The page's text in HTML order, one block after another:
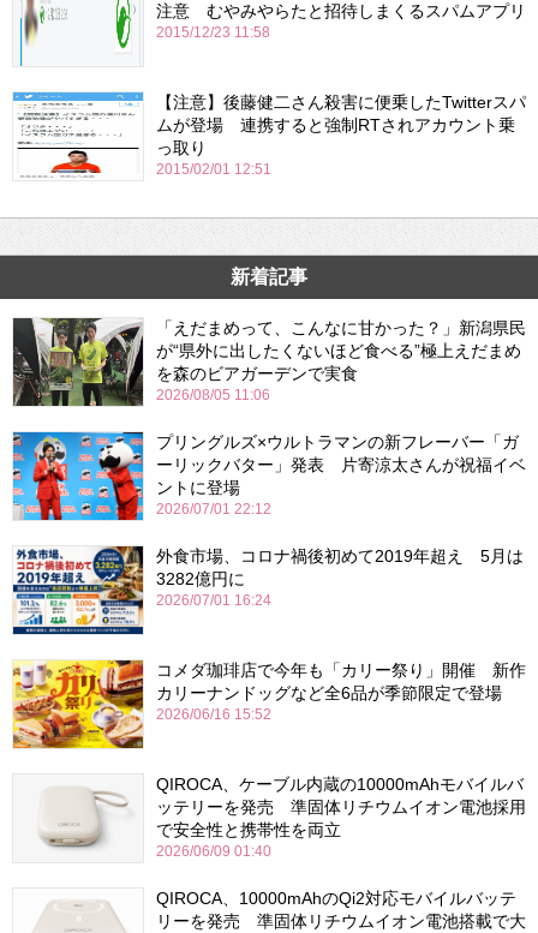
注意 むやみやらたと招待しまくるスパムアプリ
2015/12/23 11:58
【注意】後藤健二さん殺害に便乗したTwitterスパ
ムが登場 連携すると強制RTされアカウント乗
っ取り
2015/02/01 12:51
新着記事
「えだまめって、こんなに甘かった？」新潟県民
が“県外に出したくないほど食べる”極上えだまめ
を森のビアガーデンで実食
2026/08/05 11:06
プリングルズ×ウルトラマンの新フレーバー「ガ
ーリックバター」発表 片寄涼太さんが祝福イベ
ントに登場
2026/07/01 22:12
外食市場、コロナ禍後初めて2019年超え 5月は
3282億円に
2026/07/01 16:24
コメダ珈琲店で今年も「カリー祭り」開催 新作
カリーナンドッグなど全6品が季節限定で登場
2026/06/16 15:52
QIROCA、ケーブル内蔵の10000mAhモバイルバ
ッテリーを発売 準固体リチウムイオン電池採用
で安全性と携帯性を両立
2026/06/09 01:40
QIROCA、10000mAhのQi2対応モバイルバッテ
リーを発売 準固体リチウムイオン電池搭載で大